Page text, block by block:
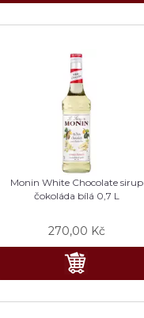
Monin White Chocolate sirup
čokoláda bílá 0,7 L
270,00 Kč